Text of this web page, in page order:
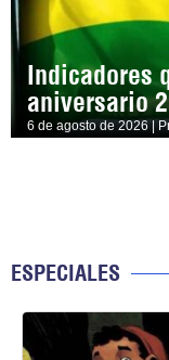
Indicadores
aniversario
6 de agosto de 2026 |
ESPECIALES